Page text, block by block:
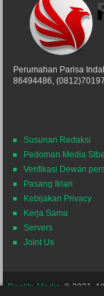
Perumahan Parisa
86494486,
Susunan Redaksi
Pedoman Media
Verifikasi Dewan
Pasang Iklan
Kebijakan Privacy
Kerja Sama
Servers
Joint Us
Realita Media © 2021.